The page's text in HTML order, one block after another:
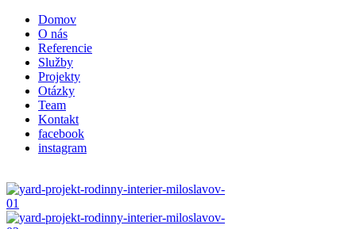
Domov
O nás
Referencie
Služby
Projekty
Otázky
Team
Kontakt
facebook
instagram